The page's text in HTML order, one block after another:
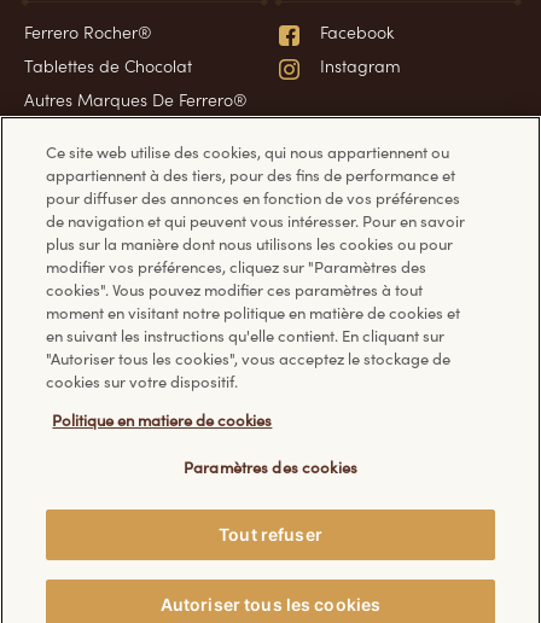
Ferrero Rocher®
Tablettes de Chocolat
Autres Marques De Ferrero®
Spécialités de Pâques
Des questions ?
Foire aux questions
Nous contacter
Informations
Politique en matière de
témoins
Facebook
Instagram
© Ferrero, 2026. Tous droits réservés.
Ce site web utilise des cookies, qui nous appartiennent ou
appartiennent à des tiers, pour des fins de performance et
pour diffuser des annonces en fonction de vos préférences
de navigation et qui peuvent vous intéresser. Pour en savoir
plus sur la manière dont nous utilisons les cookies ou pour
modifier vos préférences, cliquez sur "Paramètres des
cookies". Vous pouvez modifier ces paramètres à tout
moment en visitant notre politique en matière de cookies et
en suivant les instructions qu'elle contient. En cliquant sur
"Autoriser tous les cookies", vous acceptez le stockage de
cookies sur votre dispositif.
Politique en matiere de cookies
Paramètres des cookies
Tout refuser
Autoriser tous les cookies